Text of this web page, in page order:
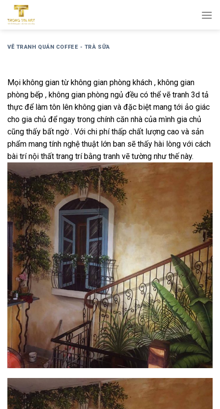
qua
dungVẼ TRANH QUÁN COFFEE - TRÀ SỮA
Mọi không gian từ không gian phòng khách , không gian
phòng bếp , không gian phòng ngủ đều có thể vẽ tranh 3d tả
thực để làm tôn lên không gian và đặc biệt mang tới ảo giác
cho gia chủ để ngay trong chính căn nhà của mình gia chủ
cũng thấy bất ngờ . Với chi phí thấp chất lượng cao và sản
phẩm mang tính nghệ thuật lớn ban sẽ thấy hài lòng với cách
bài trí nội thất trang trí bằng tranh vẽ tường như thế này.